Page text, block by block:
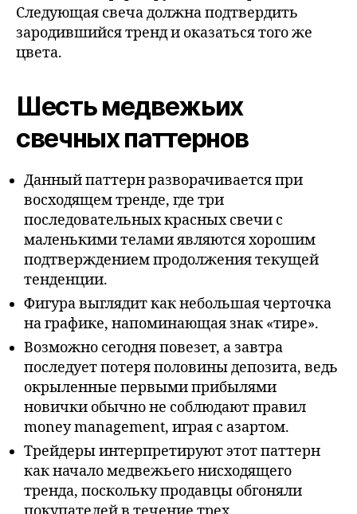
Следующая свеча должна подтвердить
зародившийся тренд и оказаться того же
цвета.
Шесть медвежьих
свечных паттернов
Данный паттерн разворачивается при
восходящем тренде, где три
последовательных красных свечи с
маленькими телами являются хорошим
подтверждением продолжения текущей
тенденции.
Фигура выглядит как небольшая черточка
на графике, напоминающая знак «тире».
Возможно сегодня повезет, а завтра
последует потеря половины депозита, ведь
окрыленные первыми прибылями
новички обычно не соблюдают правил
money management, играя с азартом.
Трейдеры интерпретируют этот паттерн
как начало медвежьего нисходящего
тренда, поскольку продавцы обгоняли